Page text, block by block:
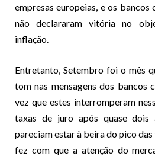
empresas europeias, e os
não declararam vitória no
inflação.
Entretanto, Setembro foi o mês
tom nas mensagens dos bancos
vez que estes interromperam
taxas de juro após quase dois
pareciam estar à beira do pico
fez com que a atenção do